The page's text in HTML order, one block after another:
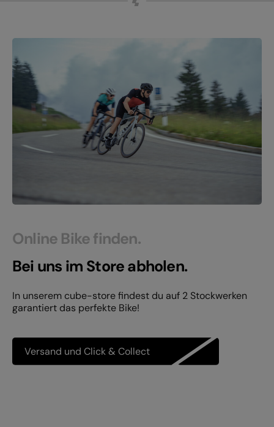
Online Bike finden.
Bei uns im Store abholen.
In unserem cube-store findest du auf 2 Stockwerken
garantiert das perfekte Bike!
Versand und Click & Collect